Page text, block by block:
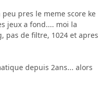
pres le meme score ke
jeux a fond.... moi la
pas de filtre, 1024 et apres
depuis 2ans... alors